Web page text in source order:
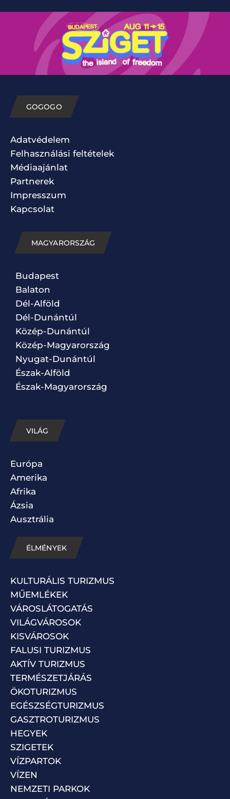
GOGOGO
Adatvédelem
Felhasználási feltételek
Médiaajánlat
Partnerek
Impresszum
Kapcsolat
MAGYARORSZÁG
Budapest
Balaton
Dél-Alföld
Dél-Dunántúl
Közép-Dunántúl
Közép-Magyarország
Nyugat-Dunántúl
Észak-Alföld
Észak-Magyarország
VILÁG
Európa
Amerika
Afrika
Ázsia
Ausztrália
ÉLMÉNYEK
KULTURÁLIS TURIZMUS
MŰEMLÉKEK
VÁROSLÁTOGATÁS
VILÁGVÁROSOK
KISVÁROSOK
FALUSI TURIZMUS
AKTÍV TURIZMUS
TERMÉSZETJÁRÁS
ÖKOTURIZMUS
EGÉSZSÉGTURIZMUS
GASZTROTURIZMUS
HEGYEK
SZIGETEK
VÍZPARTOK
VÍZEN
NEMZETI PARKOK